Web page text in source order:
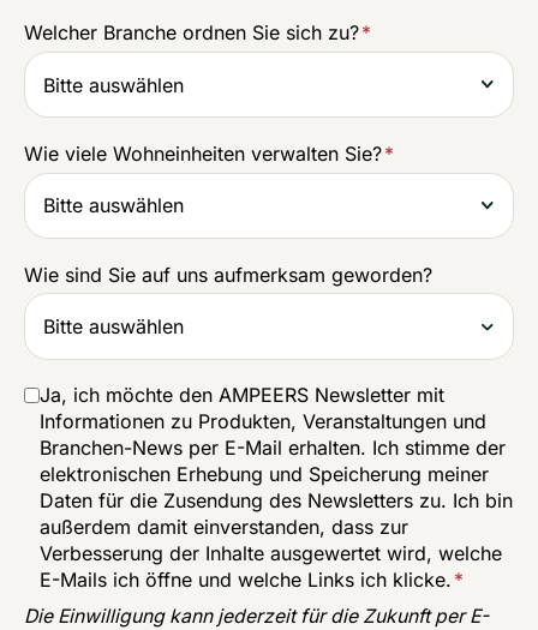
Welcher Branche ordnen Sie sich zu?*
Wie viele Wohneinheiten verwalten Sie?*
Wie sind Sie auf uns aufmerksam geworden?
Ja, ich möchte den AMPEERS Newsletter mit
Informationen zu Produkten, Veranstaltungen und
Branchen-News per E-Mail erhalten. Ich stimme der
elektronischen Erhebung und Speicherung meiner
Daten für die Zusendung des Newsletters zu. Ich bin
außerdem damit einverstanden, dass zur
Verbesserung der Inhalte ausgewertet wird, welche
E-Mails ich öffne und welche Links ich klicke. *
Die Einwilligung kann jederzeit für die Zukunft per E-